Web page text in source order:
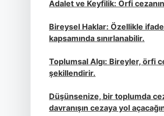
Adalet ve Keyfilik: Örfi
Bireysel Haklar: Özellikle
kapsamında sınırlanabilir.
Toplumsal Algı: Bireyler, örfi
şekillendirir.
Düşünsenize, bir toplumda
davranışın cezaya yol